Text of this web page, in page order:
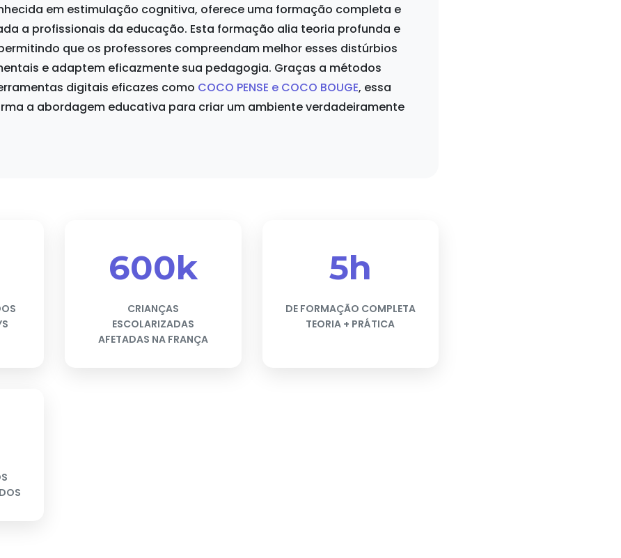
em estimulação cognitiva, oferece uma formação completa e
a profissionais da educação. Esta formação alia teoria profunda e
que os professores compreendam melhor esses distúrbios
e adaptem eficazmente sua pedagogia. Graças a métodos
digitais eficazes como COCO PENSE e COCO BOUGE, essa
a abordagem educativa para criar um ambiente verdadeiramente
600k
CRIANÇAS
ESCOLARIZADAS
AFETADAS NA FRANÇA
5h
DE FORMAÇÃO COMPLETA
TEORIA + PRÁTICA